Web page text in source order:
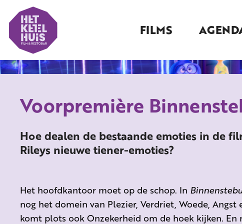
FILMS
Voorpremière
Hoe dealen de bestaande emoties in de
Rileys nieuwe tiener-emoties?
Het hoofdkantoor moet op de schop. In
nog het domein van Plezier, Verdriet, Woede, Angst
komt plots ook Onzekerheid om de hoek kijken. En